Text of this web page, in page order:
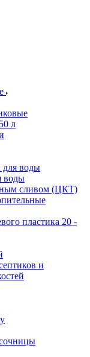
л
для воды
воды
сливом (ЦКТ)
пластика 20 -
и